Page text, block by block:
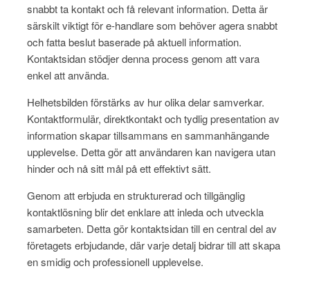
snabbt ta kontakt och få relevant information. Detta är
särskilt viktigt för e-handlare som behöver agera snabbt
och fatta beslut baserade på aktuell information.
Kontaktsidan stödjer denna process genom att vara
enkel att använda.
Helhetsbilden förstärks av hur olika delar samverkar.
Kontaktformulär, direktkontakt och tydlig presentation av
information skapar tillsammans en sammanhängande
upplevelse. Detta gör att användaren kan navigera utan
hinder och nå sitt mål på ett effektivt sätt.
Genom att erbjuda en strukturerad och tillgänglig
kontaktlösning blir det enklare att inleda och utveckla
samarbeten. Detta gör kontaktsidan till en central del av
företagets erbjudande, där varje detalj bidrar till att skapa
en smidig och professionell upplevelse.